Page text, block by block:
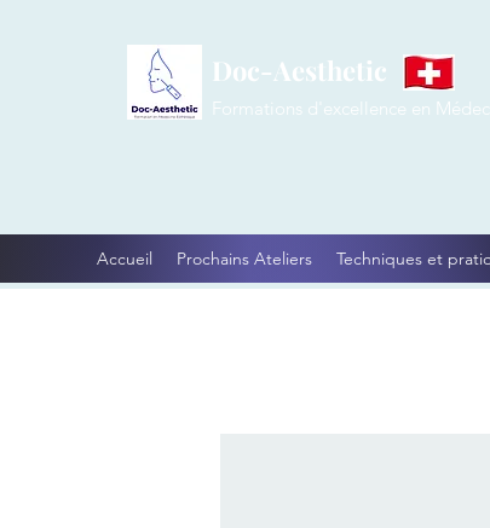
Doc-Aesthetic
Formations d'excellence en
Accueil Prochains Ateliers Techniques et